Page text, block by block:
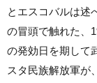
とエスコバルは述
の冒頭で触れた、
の発効日を期して
スタ民族解放軍が